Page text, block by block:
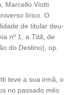
Marcello Viotti
lírico. O
de titular deu-
nº 1, a Titã, de
do Destino), op.
teve a sua irmã, o
no passado mês